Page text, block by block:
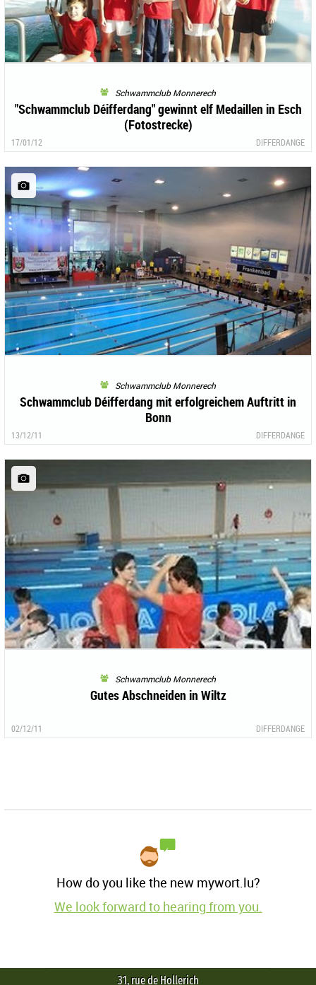
Schwammclub Monnerech
"Schwammclub Déifferdang" gewinnt elf Medaillen in Esch
(Fotostrecke)
17/01/12 DIFFERDANGE
Schwammclub Monnerech
Schwammclub Déifferdang mit erfolgreichem Auftritt in
Bonn
13/12/11 DIFFERDANGE
Schwammclub Monnerech
Gutes Abschneiden in Wiltz
02/12/11 DIFFERDANGE
How do you like the new mywort.lu?
We look forward to hearing from you.
31, rue de Hollerich